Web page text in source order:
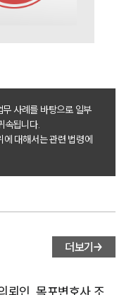
사례를 바탕으로 일부
속됩니다.
에 대해서는 관련 법령에
더보기
뢰인, 목포변호사 조